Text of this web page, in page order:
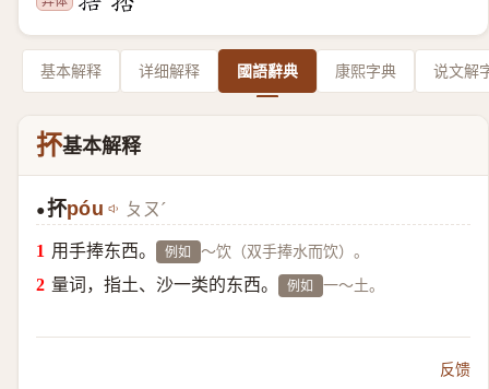
基本解释 详细解释 國語辭典 康熙字典 说文解
抔基本解释
●抔póu ㄆㄡˊ
用手捧东西。 例如 ～饮（双手捧水而饮）。
量词，指土、沙一类的东西。 例如 一～土。
反馈